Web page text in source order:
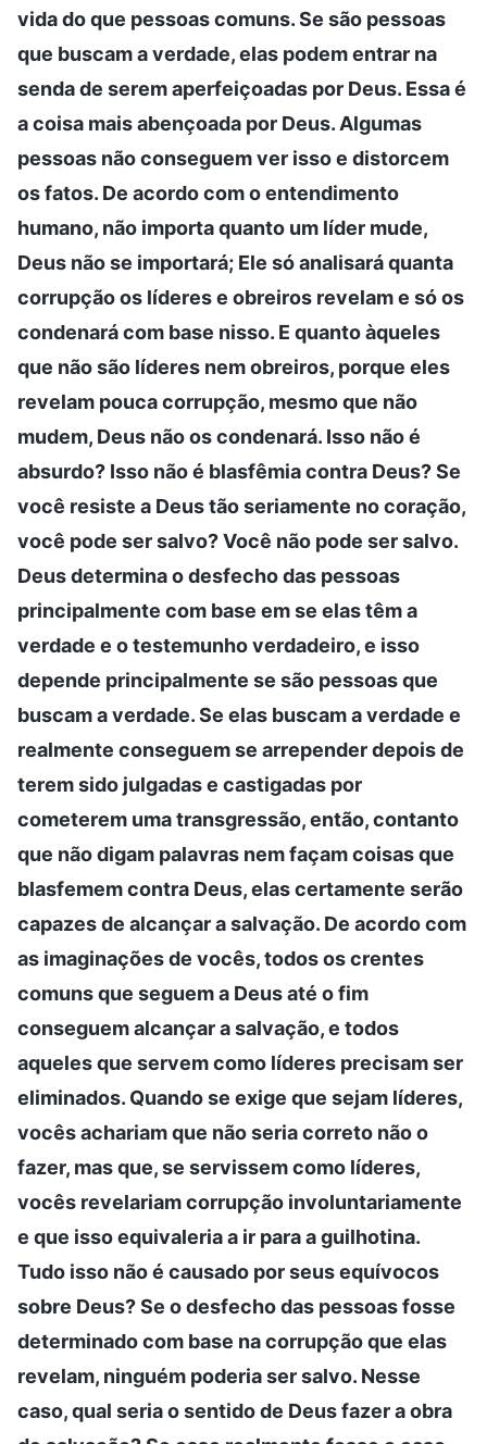
vida do que pessoas comuns. Se são pessoas
que buscam a verdade, elas podem entrar na
senda de serem aperfeiçoadas por Deus. Essa é
a coisa mais abençoada por Deus. Algumas
pessoas não conseguem ver isso e distorcem
os fatos. De acordo com o entendimento
humano, não importa quanto um líder mude,
Deus não se importará; Ele só analisará quanta
corrupção os líderes e obreiros revelam e só os
condenará com base nisso. E quanto àqueles
que não são líderes nem obreiros, porque eles
revelam pouca corrupção, mesmo que não
mudem, Deus não os condenará. Isso não é
absurdo? Isso não é blasfêmia contra Deus? Se
você resiste a Deus tão seriamente no coração,
você pode ser salvo? Você não pode ser salvo.
Deus determina o desfecho das pessoas
principalmente com base em se elas têm a
verdade e o testemunho verdadeiro, e isso
depende principalmente se são pessoas que
buscam a verdade. Se elas buscam a verdade e
realmente conseguem se arrepender depois de
terem sido julgadas e castigadas por
cometerem uma transgressão, então, contanto
que não digam palavras nem façam coisas que
blasfemem contra Deus, elas certamente serão
capazes de alcançar a salvação. De acordo com
as imaginações de vocês, todos os crentes
comuns que seguem a Deus até o fim
conseguem alcançar a salvação, e todos
aqueles que servem como líderes precisam ser
eliminados. Quando se exige que sejam líderes,
vocês achariam que não seria correto não o
fazer, mas que, se servissem como líderes,
vocês revelariam corrupção involuntariamente
e que isso equivaleria a ir para a guilhotina.
Tudo isso não é causado por seus equívocos
sobre Deus? Se o desfecho das pessoas fosse
determinado com base na corrupção que elas
revelam, ninguém poderia ser salvo. Nesse
caso, qual seria o sentido de Deus fazer a obra